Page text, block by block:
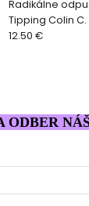
Radikálne
Tipping Colin C.
12.50 €
ODBER